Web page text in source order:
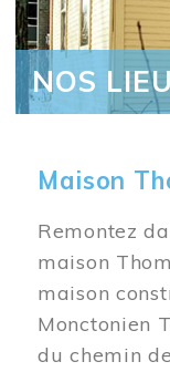
NOS
Maison
Remontez
maison
maison
Monctonien
du chemin